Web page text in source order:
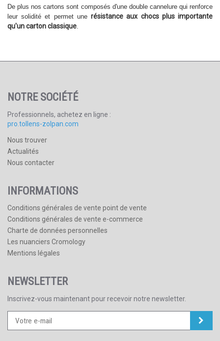
De plus nos cartons sont composés d'une double cannelure qui renforce
leur solidité et permet unerésistance aux chocs plus importante
qu'un carton classique.
NOTRE SOCIÉTÉ
Professionnels, achetez en ligne :
pro.tollens-zolpan.com
Nous trouver
Actualités
Nous contacter
INFORMATIONS
Conditions générales de vente point de vente
Conditions générales de vente e-commerce
Charte de données personnelles
Les nuanciers Cromology
Mentions légales
NEWSLETTER
Inscrivez-vous maintenant pour recevoir notre newsletter.